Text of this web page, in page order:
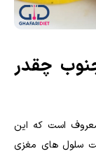
چقدر
است که این
سلول های مغزی